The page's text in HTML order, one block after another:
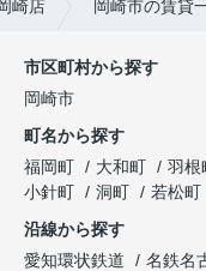
崎店 岡崎市の賃貸
市区町村から探す
岡崎市
町名から探す
福岡町
大和町 羽根
小針町
洞町 若松町
沿線から探す
愛知環状鉄道
名鉄名